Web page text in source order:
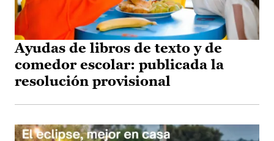
Ayudas de libros de texto y de
comedor escolar: publicada la
resolución provisional